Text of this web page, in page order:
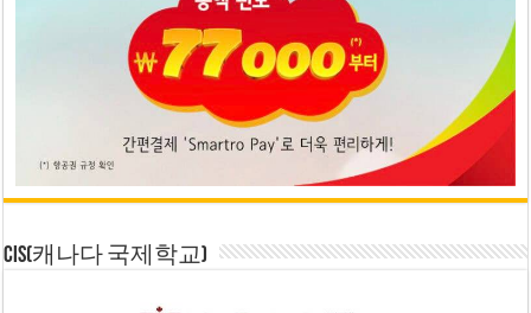
CIS(캐나다 국제학교)